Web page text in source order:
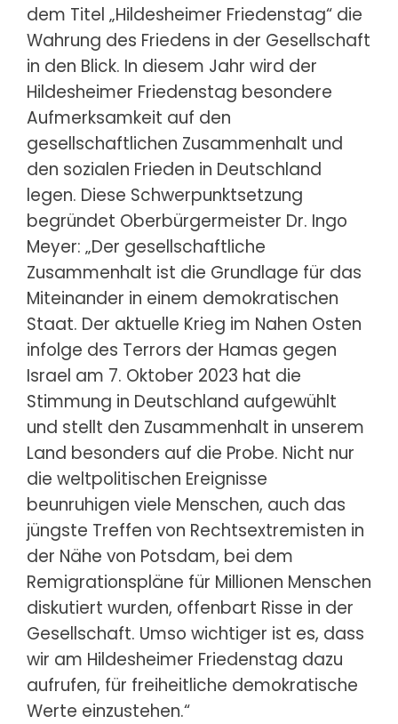
dem Titel „Hildesheimer Friedenstag“ die
Wahrung des Friedens in der Gesellschaft
in den Blick. In diesem Jahr wird der
Hildesheimer Friedenstag besondere
Aufmerksamkeit auf den
gesellschaftlichen Zusammenhalt und
den sozialen Frieden in Deutschland
legen. Diese Schwerpunktsetzung
begründet Oberbürgermeister Dr. Ingo
Meyer: „Der gesellschaftliche
Zusammenhalt ist die Grundlage für das
Miteinander in einem demokratischen
Staat. Der aktuelle Krieg im Nahen Osten
infolge des Terrors der Hamas gegen
Israel am 7. Oktober 2023 hat die
Stimmung in Deutschland aufgewühlt
und stellt den Zusammenhalt in unserem
Land besonders auf die Probe. Nicht nur
die weltpolitischen Ereignisse
beunruhigen viele Menschen, auch das
jüngste Treffen von Rechtsextremisten in
der Nähe von Potsdam, bei dem
Remigrationspläne für Millionen Menschen
diskutiert wurden, offenbart Risse in der
Gesellschaft. Umso wichtiger ist es, dass
wir am Hildesheimer Friedenstag dazu
aufrufen, für freiheitliche demokratische
Werte einzustehen.“